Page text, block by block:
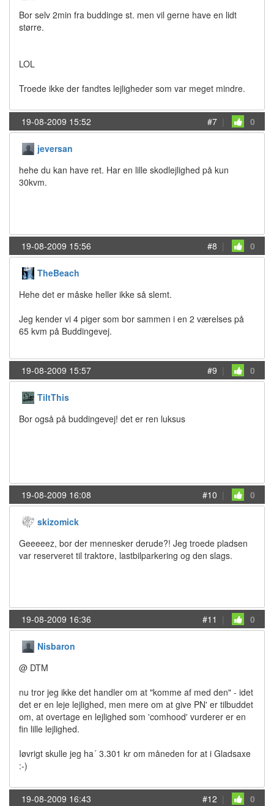
Bor selv 2min fra buddinge st. men vil gerne have en lidt
større.
LOL
Troede ikke der fandtes lejligheder som var meget mindre.
19-08-2009 15:52 #7 | 0
jeversan
hehe du kan have ret. Har en lille skodlejlighed på kun
30kvm.
19-08-2009 15:56 #8 | 0
TheBeach
Hehe det er måske heller ikke så slemt.
Jeg kender vi 4 piger som bor sammen i en 2 værelses på
65 kvm på Buddingevej.
19-08-2009 15:57 #9 | 0
TiltThis
Bor også på buddingevej! det er ren luksus
19-08-2009 16:08 #10 | 0
skizomick
Geeeeez, bor der mennesker derude?! Jeg troede pladsen
var reserveret til traktore, lastbilparkering og den slags.
19-08-2009 16:36 #11 | 0
Nisbaron
@ DTM
nu tror jeg ikke det handler om at "komme af med den" - idet
det er en leje lejlighed, men mere om at give PN' er tilbuddet
om, at overtage en lejlighed som 'comhood' vurderer er en
fin lille lejlighed.
Iøvrigt skulle jeg ha´ 3.301 kr om måneden for at i Gladsaxe
:-)
19-08-2009 16:43 #12 | 0